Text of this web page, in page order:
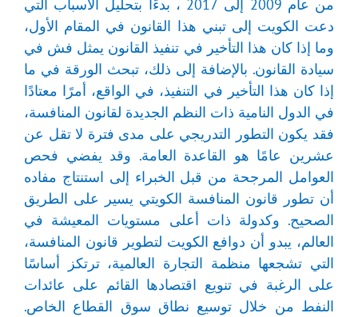
من عام 2009 إلى 2017 ، بدءًا بتحليل الأسباب التي
دعت الكويت إلى تبني هذا القانون في المقام الأول،
وما إذا كان هذا التأخير في تنفيذ القانون يمثل فش في
سيادة القانون. بالإضافة إلى ذلك، تبحث الورقة في ما
إذا كان هذا التأخير في التنفيذ، في الواقع، أمرًا معتادًا
في الدول النامية ذات النظم الجديدة لقانون المنافسة،
فقد يكون التطور التدريجي على مدى فترة لا تقل عن
عشرين عامًا هو القاعدة العامة. وقد يفضي فحص
العوامل المرجحة من قبل الخبراء إلى استنتاج مفاده
أن تطور قانون المنافسة الكويتي يسير على الطريق
الصحيح. وكدولة ذات أعلى مستويات المعيشة في
العالم، يبدو أن دوافع الكويت لتطوير قانون المنافسة،
التي تشجعها منظمة التجارة العالمية، ترتكز أساسًا
على الرغبة في تنويع اقتصادها القائم على عائدات
النفط من خلال توسيع نطاق سوق القطاع الخاص.